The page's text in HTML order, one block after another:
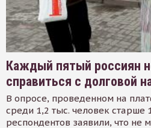
Каждый пятый россиян
справиться с долговой
В опросе, проведенном на
среди 1,2 тыс. человек старше
респондентов заявили, что не